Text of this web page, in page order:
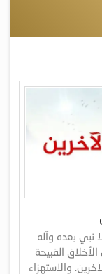
نبي بعده وآله
القبيحة
والاستهزاء